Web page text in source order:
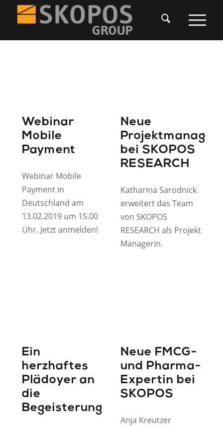
Webinar
Mobile
Payment
Webinar Mobile
Payment in
Deutschland am
13.02.2019 um 15.00
Uhr. Jetzt anmelden!
Neue
bei SKOPOS
RESEARCH
Katharina Sarodnick
erweitert das Team
von SKOPOS
RESEARCH als Projekt
Managerin.
Ein
herzhaftes
Plädoyer an
die
Begeisterung
Neue FMCG-
und Pharma-
Expertin bei
SKOPOS
Anja Kreutzer